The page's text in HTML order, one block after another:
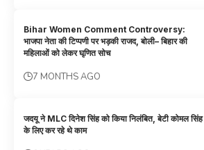
Bihar Women Comment Controversy:
भाजपा नेता की टिप्पणी पर भड़की राजद, बोली– बिहार की
महिलाओं को लेकर घृणित सोच
7 MONTHS AGO
जदयू ने MLC दिनेश सिंह को किया निलंबित, बेटी कोमल सिंह
के लिए कर रहे थे काम